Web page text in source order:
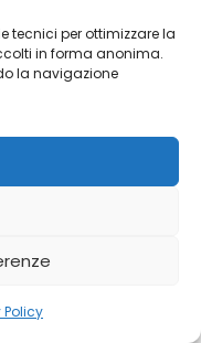
tecnici per ottimizzare la
in forma anonima.
la navigazione
Policy